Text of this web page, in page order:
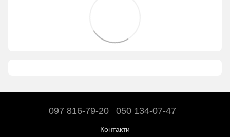
097 816-79-20 050 134-07-47
Контакти